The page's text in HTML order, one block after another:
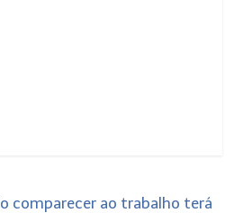
comparecer ao trabalho terá